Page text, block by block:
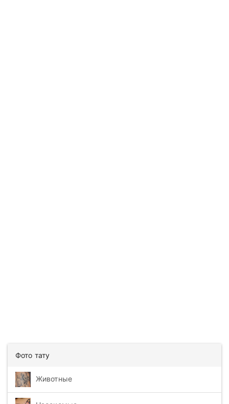
Фото тату
Животные